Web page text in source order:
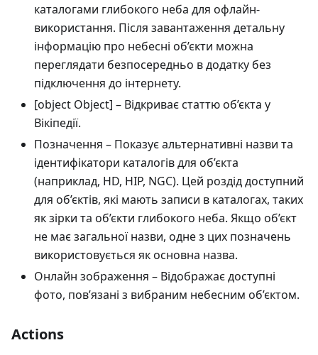
каталогами глибокого неба для офлайн-
використання. Після завантаження детальну
інформацію про небесні об’єкти можна
переглядати безпосередньо в додатку без
підключення до інтернету.
[object Object] – Відкриває статтю об’єкта у
Вікіпедії.
Позначення – Показує альтернативні назви та
ідентифікатори каталогів для об’єкта
(наприклад, HD, HIP, NGC). Цей роздід доступний
для об’єктів, які мають записи в каталогах, таких
як зірки та об’єкти глибокого неба. Якщо об’єкт
не має загальної назви, одне з цих позначень
використовується як основна назва.
Онлайн зображення – Відображає доступні
фото, пов’язані з вибраним небесним об’єктом.
Actions